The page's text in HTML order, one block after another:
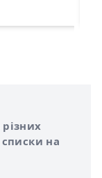
на